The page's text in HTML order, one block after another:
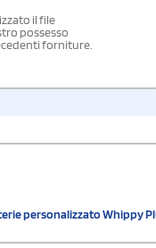
il file
possesso
forniture.
personalizzato Whippy